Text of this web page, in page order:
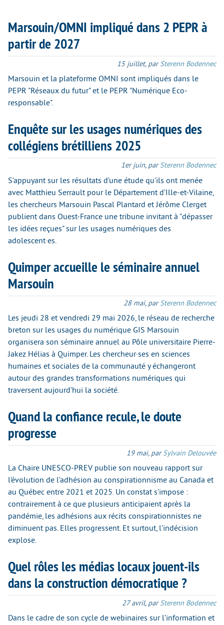
Marsouin/OMNI impliqué dans 2 PEPR à
partir de 2027
15 juillet, parSterenn Bodennec
Marsouin et la plateforme OMNI sont impliqués dans le
PEPR "Réseaux du futur" et le PEPR "Numérique Eco-
responsable".
Enquête sur les usages numériques des
collégiens brétilliens 2025
1er juin, parSterenn Bodennec
S’appuyant sur les résultats d’une étude qu’ils ont menée
avec Matthieu Serrault pour le Département d’Ille-et-Vilaine,
les chercheurs Marsouin Pascal Plantard et Jérôme Clerget
publient dans Ouest-France une tribune invitant à "dépasser
les idées reçues" sur les usages numériques des
adolescent·es.
Quimper accueille le séminaire annuel
Marsouin
28 mai, parSterenn Bodennec
Les jeudi 28 et vendredi 29 mai 2026, le réseau de recherche
breton sur les usages du numérique GIS Marsouin
organisera son séminaire annuel au Pôle universitaire Pierre-
Jakez Hélias à Quimper. Les chercheur·ses en sciences
humaines et sociales de la communauté y échangeront
autour des grandes transformations numériques qui
traversent aujourd’hui la société.
Quand la confiance recule, le doute
progresse
19 mai, parSylvain Delouvée
La Chaire UNESCO-PREV publie son nouveau rapport sur
l’évolution de l’adhésion au conspirationnisme au Canada et
au Québec entre 2021 et 2025. Un constat s’impose :
contrairement à ce que plusieurs anticipaient après la
pandémie, les adhésions aux récits conspirationnistes ne
diminuent pas. Elles progressent. Et surtout, l’indécision
explose.
Quel rôles les médias locaux jouent-ils
dans la construction démocratique ?
27 avril, parSterenn Bodennec
Dans le cadre de son cycle de webinaires sur l’information et